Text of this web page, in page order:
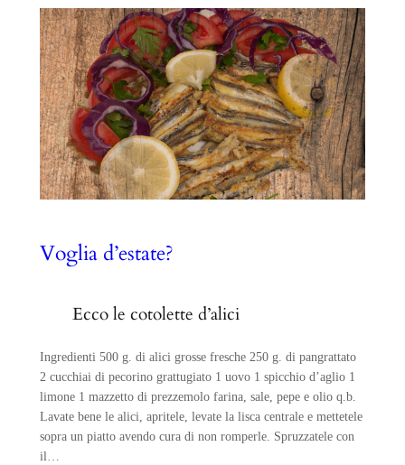
Voglia d’estate?
Ecco le cotolette d’alici
Ingredienti 500 g. di alici grosse fresche 250 g. di pangrattato
2 cucchiai di pecorino grattugiato 1 uovo 1 spicchio d’aglio 1
limone 1 mazzetto di prezzemolo farina, sale, pepe e olio q.b.
Lavate bene le alici, apritele, levate la lisca centrale e mettetele
sopra un piatto avendo cura di non romperle. Spruzzatele con
il…